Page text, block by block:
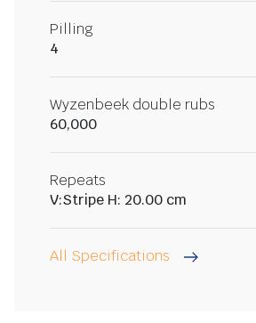
Pilling
4
Wyzenbeek double rubs
60,000
Repeats
V:Stripe H: 20.00 cm
All Specifications